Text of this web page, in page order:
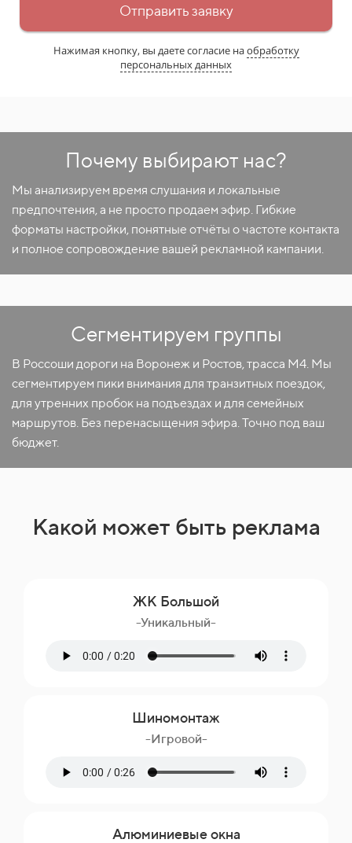
Отправить заявку
Нажимая кнопку, вы даете согласие наобработку
персональных данных
Почему выбирают нас?
Мы анализируем время слушания и локальные
предпочтения, а не просто продаем эфир. Гибкие
форматы настройки, понятные отчёты о частоте контакта
и полное сопровождение вашей рекламной кампании.
Сегментируем группы
В Россоши дороги на Воронеж и Ростов, трасса М4. Мы
сегментируем пики внимания для транзитных поездок,
для утренних пробок на подъездах и для семейных
маршрутов. Без перенасыщения эфира. Точно под ваш
бюджет.
Какой может быть реклама
ЖК Большой
-Уникальный-
Шиномонтаж
-Игровой-
Алюминиевые окна